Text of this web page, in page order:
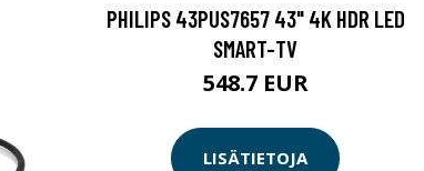
PHILIPS 43PUS7657 43" 4K HDR LED
SMART-TV
548.7 EUR
LISÄTIETOJA